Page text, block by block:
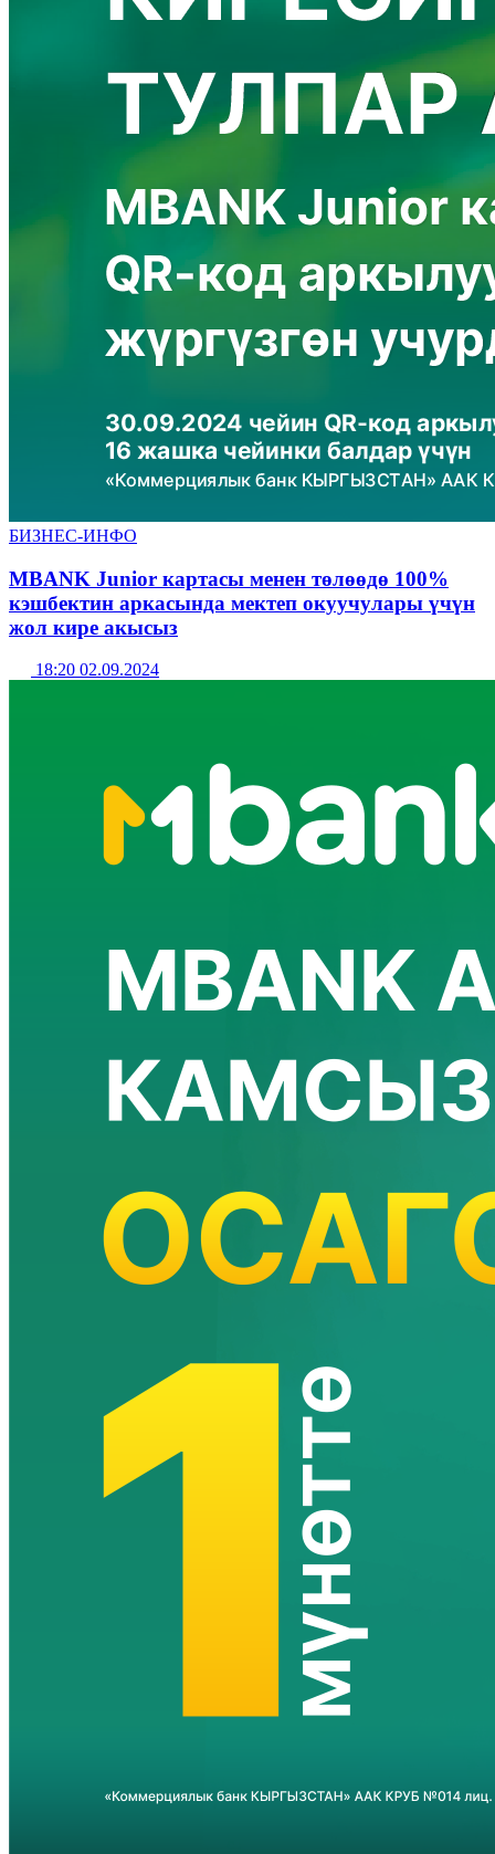
БИЗНЕС-ИНФО
MBANK Junior картасы менен төлөөдө 100%
кэшбектин аркасында мектеп окуучулары үчүн
жол кире акысыз
18:20 02.09.2024